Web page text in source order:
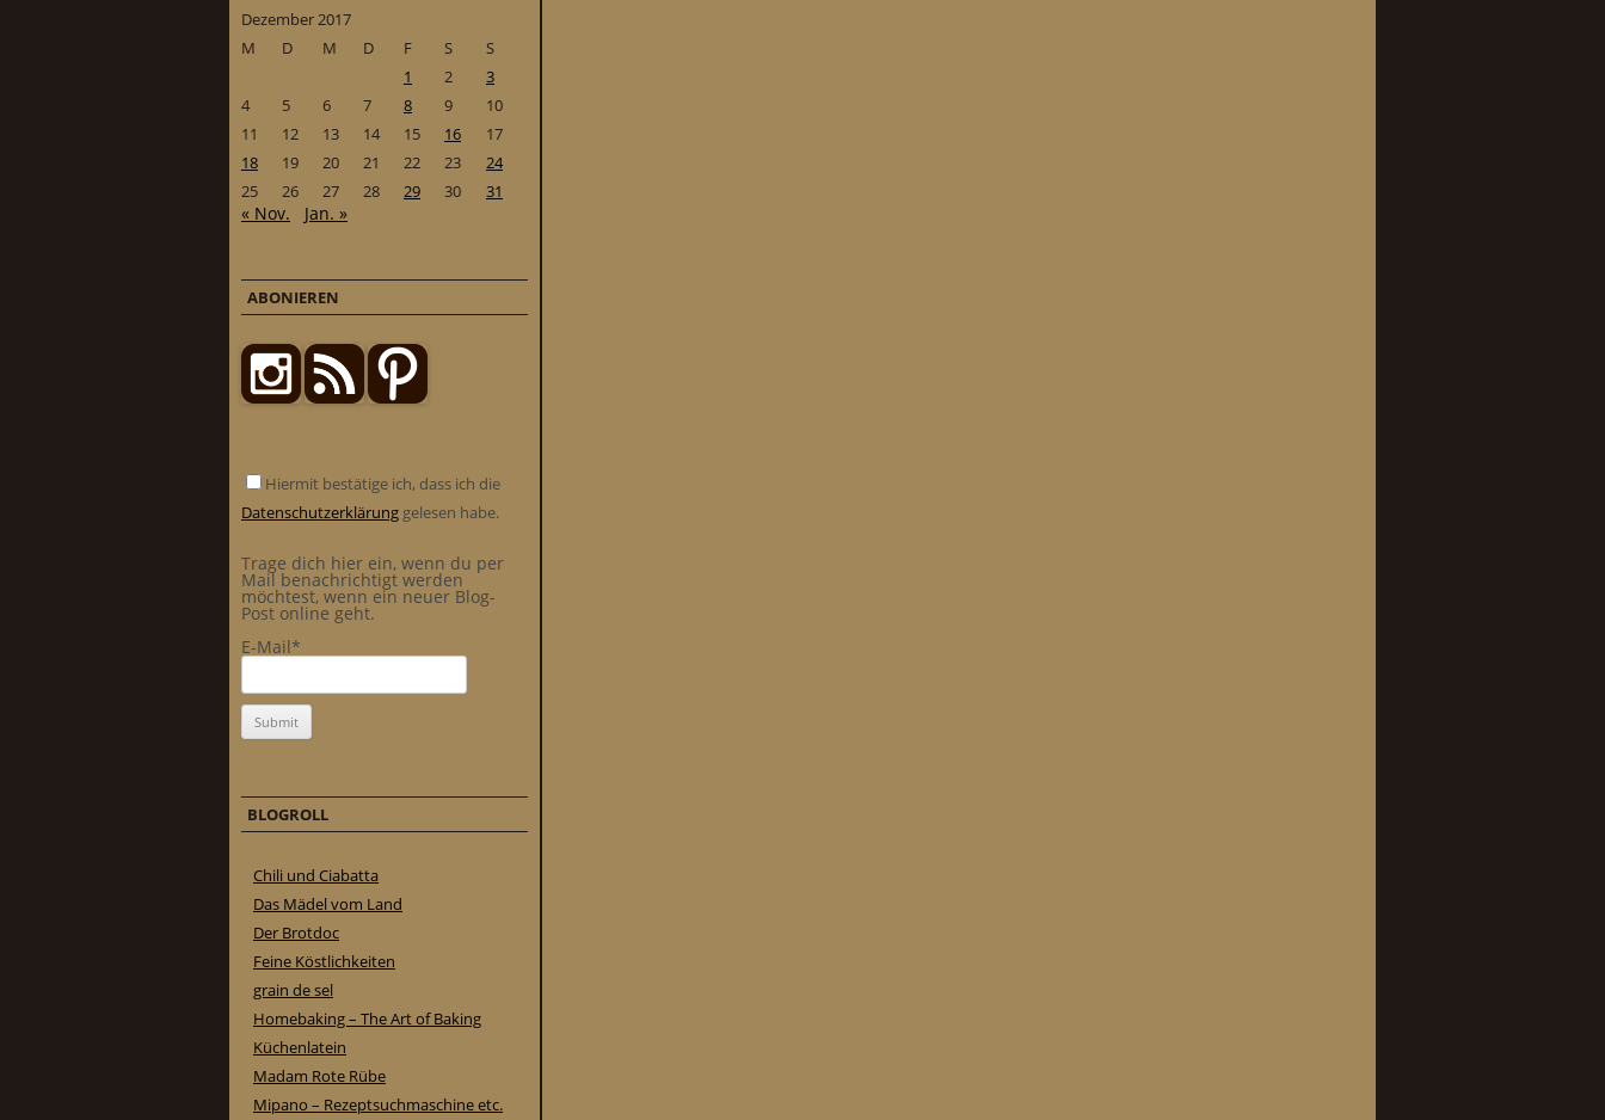
Dezember 2017
M
D M D F S
S
1
2
3
4
5 6 7 8 9
10
11
12 13 14 15 16
17
18
19 20 21 22 23
24
25
26 27 28 29 30 31
« Nov. Jan. »
ABONIEREN
Hiermit bestätige ich, dass ich die
Datenschutzerklärung gelesen habe.
Trage dich hier ein, wenn du per
Mail benachrichtigt werden
möchtest, wenn ein neuer Blog-
Post online geht.
E-Mail*
BLOGROLL
Chili und Ciabatta
Das Mädel vom Land
Der Brotdoc
Feine Köstlichkeiten
grain de sel
Homebaking – The Art of Baking
Küchenlatein
Madam Rote Rübe
Mipano – Rezeptsuchmaschine etc.